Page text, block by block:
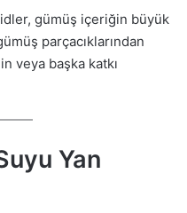
gümüş içeriğin büyük
parçacıklarından
veya başka katkı
Yan